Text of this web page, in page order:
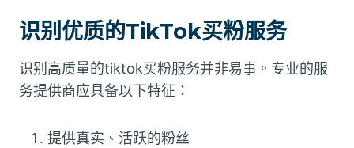
识别优质的TikTok买粉服务
识别高质量的tiktok买粉服务并非易事。专业的服
务提供商应具备以下特征：
提供真实、活跃的粉丝